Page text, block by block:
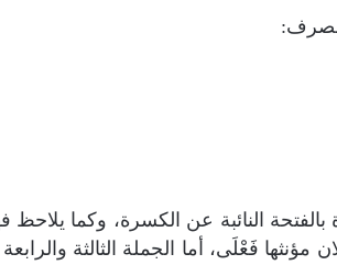
النائبة عن الكسرة، وكما
فَعْلَى، أما الجملة الثالثة